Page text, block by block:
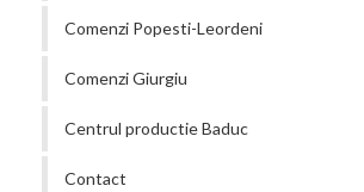
Comenzi Popesti-Leordeni
Comenzi Giurgiu
Centrul productie Baduc
Contact